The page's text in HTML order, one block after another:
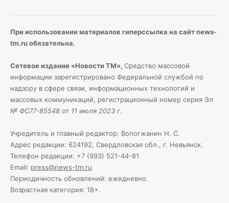
При использовании материалов гиперссылка на сайт news-
tm.ru обязательна.
Сетевое издание «Новости ТМ», Средство массовой
информации зарегистрировано Федеральной службой по
надзору в сфере связи, информационных технологий и
массовых коммуникаций, регистрационный номер серия Эл
№ ФС77-85548 от 11 июля 2023 г.
Учредитель и главный редактор: Вологжанин Н. С.
Адрес редакции: 624192, Свердловская обл., г. Невьянск.
Телефон редакции: +7 (993) 521-44-81
Email: press@news-tm.ru
Периодичность обновлений: ежедневно.
Возрастная категория: 18+.